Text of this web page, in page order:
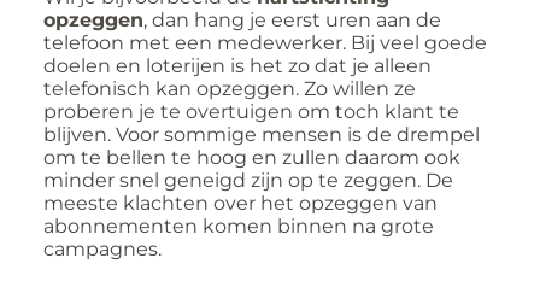
opzeggen, dan hang je eerst uren aan de
telefoon met een medewerker. Bij veel goede
doelen en loterijen is het zo dat je alleen
telefonisch kan opzeggen. Zo willen ze
proberen je te overtuigen om toch klant te
blijven. Voor sommige mensen is de drempel
om te bellen te hoog en zullen daarom ook
minder snel geneigd zijn op te zeggen. De
meeste klachten over het opzeggen van
abonnementen komen binnen na grote
campagnes.